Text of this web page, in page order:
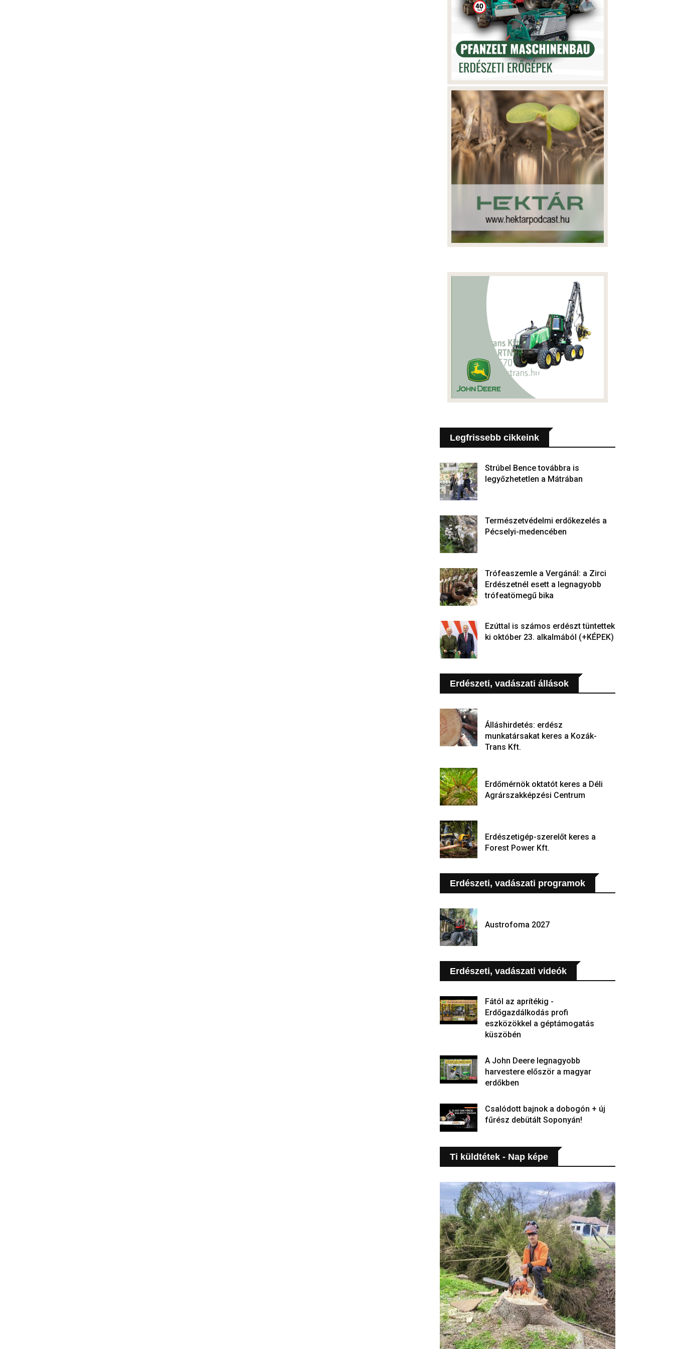
Legfrissebb cikkeink
Strúbel Bence továbbra is
legyőzhetetlen a Mátrában
Természetvédelmi erdőkezelés a
Pécselyi-medencében
Trófeaszemle a Vergánál: a Zirci
Erdészetnél esett a legnagyobb
trófeatömegű bika
Ezúttal is számos erdészt tüntettek
ki október 23. alkalmából (+KÉPEK)
Erdészeti, vadászati állások
Álláshirdetés: erdész
munkatársakat keres a Kozák-
Trans Kft.
Erdőmérnök oktatót keres a Déli
Agrárszakképzési Centrum
Erdészetigép-szerelőt keres a
Forest Power Kft.
Erdészeti, vadászati programok
Austrofoma 2027
Erdészeti, vadászati videók
Fától az aprítékig -
Erdőgazdálkodás profi
eszközökkel a géptámogatás
küszöbén
A John Deere legnagyobb
harvestere először a magyar
erdőkben
Csalódott bajnok a dobogón + új
fűrész debütált Soponyán!
Ti küldtétek - Nap képe